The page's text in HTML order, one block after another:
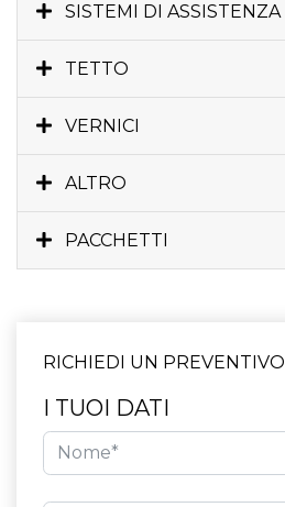
SISTEMI DI ASSISTENZA
TETTO
VERNICI
ALTRO
PACCHETTI
RICHIEDI UN PREVENTIVO
I TUOI DATI